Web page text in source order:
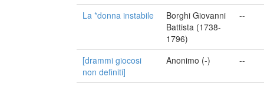
La *donna instabile
Borghi Giovanni
Battista (1738-
1796)
--
[drammi giocosi
non definiti]
Anonimo (-) --